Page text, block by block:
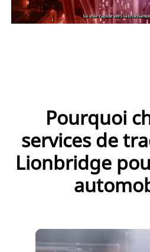
Pourquoi
services de
Lionbridge